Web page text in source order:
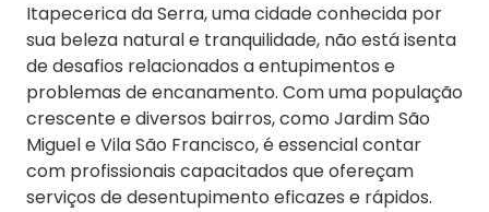
Itapecerica da Serra, uma cidade conhecida por
sua beleza natural e tranquilidade, não está isenta
de desafios relacionados a entupimentos e
problemas de encanamento. Com uma população
crescente e diversos bairros, como Jardim São
Miguel e Vila São Francisco, é essencial contar
com profissionais capacitados que ofereçam
serviços de desentupimento eficazes e rápidos.